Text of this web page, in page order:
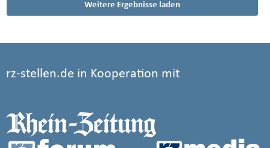
Weitere Ergebnisse laden
rz-stellen.de in Kooperation mit